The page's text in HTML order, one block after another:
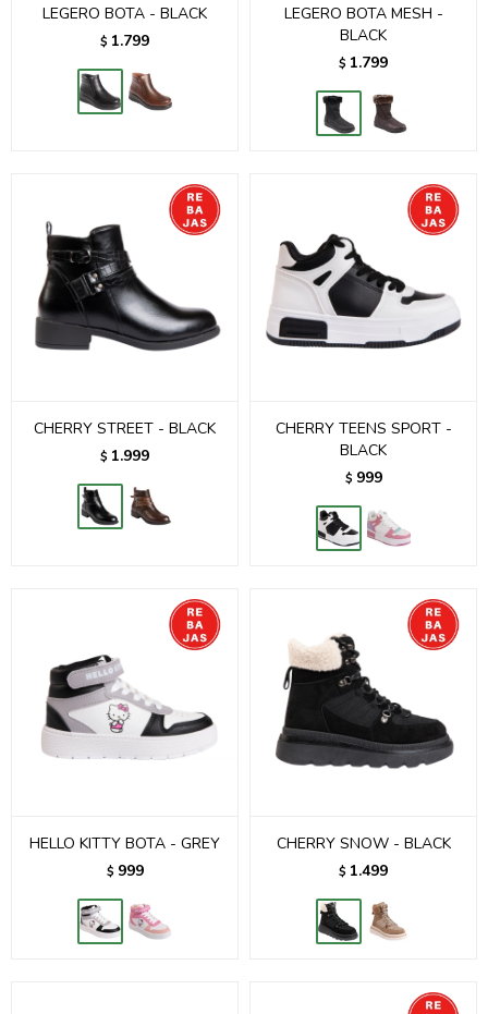
LEGERO BOTA - BLACK
$ 1.799
LEGERO BOTA MESH -
BLACK
$ 1.799
CHERRY STREET - BLACK
$ 1.999
CHERRY TEENS SPORT -
BLACK
$ 999
HELLO KITTY BOTA - GREY
$ 999
CHERRY SNOW - BLACK
$ 1.499